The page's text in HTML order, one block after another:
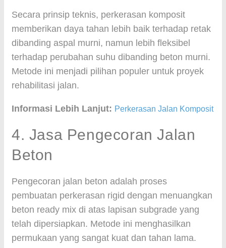
Secara prinsip teknis, perkerasan komposit
memberikan daya tahan lebih baik terhadap retak
dibanding aspal murni, namun lebih fleksibel
terhadap perubahan suhu dibanding beton murni.
Metode ini menjadi pilihan populer untuk proyek
rehabilitasi jalan.
Informasi Lebih Lanjut: Perkerasan Jalan Komposit
4. Jasa Pengecoran Jalan
Beton
Pengecoran jalan beton adalah proses
pembuatan perkerasan rigid dengan menuangkan
beton ready mix di atas lapisan subgrade yang
telah dipersiapkan. Metode ini menghasilkan
permukaan yang sangat kuat dan tahan lama.